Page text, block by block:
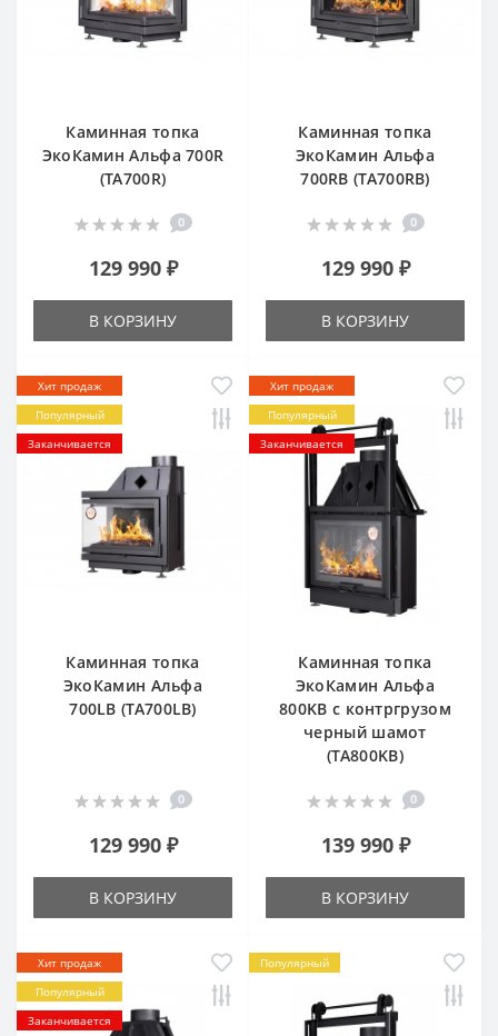
Каминная топка
ЭкоКамин Альфа 700R
(TA700R)
0
129 990 ₽
В КОРЗИНУ
Каминная топка
ЭкоКамин Альфа
700RB (TA700RB)
0
129 990 ₽
В КОРЗИНУ
Хит продаж
Популярный
Заканчивается
Каминная топка
ЭкоКамин Альфа
700LB (TA700LB)
0
129 990 ₽
В КОРЗИНУ
Хит продаж
Популярный
Заканчивается
Каминная топка
ЭкоКамин Альфа
800KB с контргрузом
черный шамот
(TA800KB)
0
139 990 ₽
В КОРЗИНУ
Хит продаж
Популярный
Заканчивается
Популярный